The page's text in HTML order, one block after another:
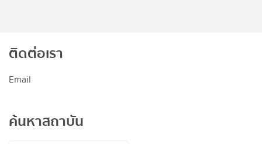
ติดต่อเรา
Email
ค้นหาสถาบัน